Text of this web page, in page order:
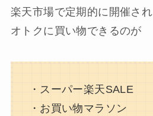
楽天市場で定期的に開催され
オトクに買い物できるのが
・スーパー楽天SALE
・お買い物マラソン